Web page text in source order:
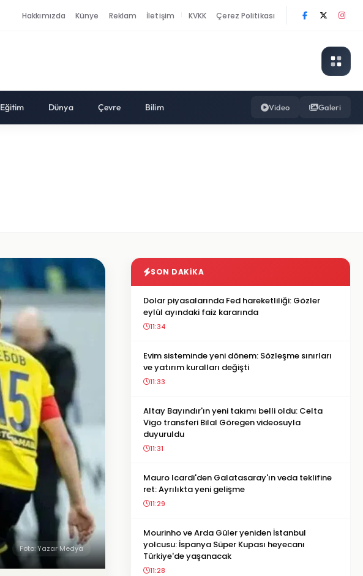
Hakkımızda Künye Reklam İletişim KVKK Çerez Politikası
Eğitim Dünya Çevre Bilim Video Galeri
Foto: Yazar Medya
SON DAKIKA
Dolar piyasalarında Fed hareketliliği: Gözler
eylül ayındaki faiz kararında
11:34
Evim sisteminde yeni dönem: Sözleşme sınırları
ve yatırım kuralları değişti
11:33
Altay Bayındır'ın yeni takımı belli oldu: Celta
Vigo transferi Bilal Göregen videosuyla
duyuruldu
11:31
Mauro Icardi'den Galatasaray'ın veda teklifine
ret: Ayrılıkta yeni gelişme
11:29
Mourinho ve Arda Güler yeniden İstanbul
yolcusu: İspanya Süper Kupası heyecanı
Türkiye'de yaşanacak
11:28